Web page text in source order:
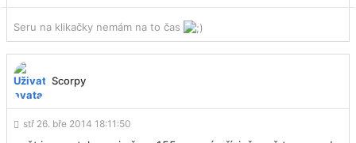
Seru na klikačky nemám na to čas
Scorpy
stř 26. bře 2014 18:11:50